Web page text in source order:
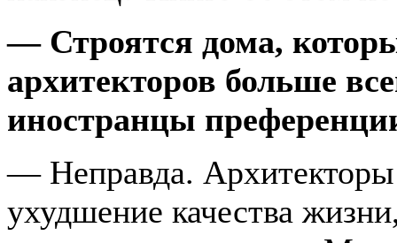
— Строятся дома,
архитекторов больше
иностранцы
— Неправда.
ухудшение качества